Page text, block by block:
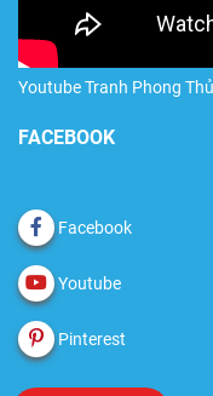
Youtube Tranh Phong
FACEBOOK
Facebook
Youtube
Pinterest